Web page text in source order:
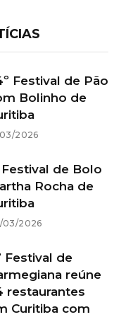
Festival de Pão
Bolinho de
03/2026
Festival de Bolo
Rocha de
03/2026
Festival de
reúne
restaurantes
Curitiba com